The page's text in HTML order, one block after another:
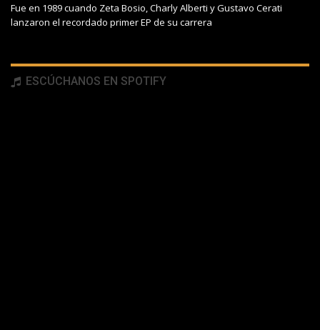
Fue en 1989 cuando Zeta Bosio, Charly Alberti y Gustavo Cerati
lanzaron el recordado primer EP de su carrera
ESCÚCHANOS EN SPOTIFY